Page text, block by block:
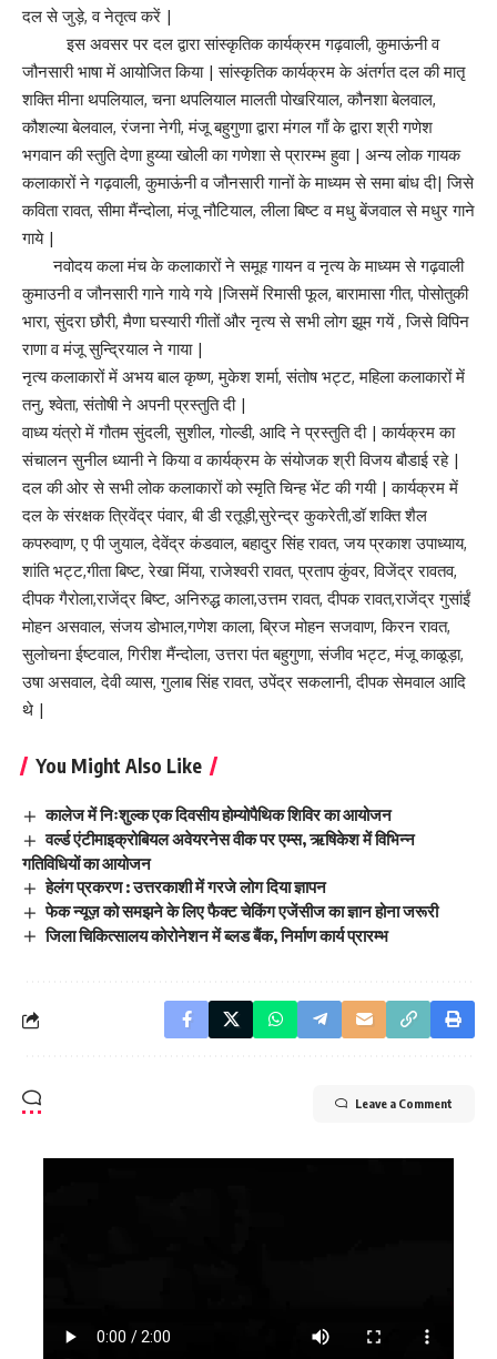
दल से जुड़े, व नेतृत्व करें |
इस अवसर पर दल द्वारा सांस्कृतिक कार्यक्रम गढ़वाली, कुमाऊंनी व
जौनसारी भाषा में आयोजित किया | सांस्कृतिक कार्यक्रम के अंतर्गत दल की मातृ
शक्ति मीना थपलियाल, चना थपलियाल मालती पोखरियाल, कौनशा बेलवाल,
कौशल्या बेलवाल, रंजना नेगी, मंजू बहुगुणा द्वारा मंगल गाँ के द्वारा श्री गणेश
भगवान की स्तुति देणा हुय्या खोली का गणेशा से प्रारम्भ हुवा | अन्य लोक गायक
कलाकारों ने गढ़वाली, कुमाऊंनी व जौनसारी गानों के माध्यम से समा बांध दी| जिसे
कविता रावत, सीमा मैंन्दोला, मंजू नौटियाल, लीला बिष्ट व मधु बेंजवाल से मधुर गाने
गाये |
नवोदय कला मंच के कलाकारों ने समूह गायन व नृत्य के माध्यम से गढ़वाली
कुमाउनी व जौनसारी गाने गाये गये |जिसमें रिमासी फूल, बारामासा गीत, पोसोतुकी
भारा, सुंदरा छौरी, मैणा घस्यारी गीतों और नृत्य से सभी लोग झूम गयें , जिसे विपिन
राणा व मंजू सुन्द्रियाल ने गाया |
नृत्य कलाकारों में अभय बाल कृष्ण, मुकेश शर्मा, संतोष भट्ट, महिला कलाकारों में
तनु, श्वेता, संतोषी ने अपनी प्रस्तुति दी |
वाध्य यंत्रो में गौतम सुंदली, सुशील, गोल्डी, आदि ने प्रस्तुति दी | कार्यक्रम का
संचालन सुनील ध्यानी ने किया व कार्यक्रम के संयोजक श्री विजय बौडाई रहे |
दल की ओर से सभी लोक कलाकारों को स्मृति चिन्ह भेंट की गयी | कार्यक्रम में
दल के संरक्षक त्रिवेंद्र पंवार, बी डी रतूड़ी,सुरेन्द्र कुकरेती,डॉ शक्ति शैल
कपरुवाण, ए पी जुयाल, देवेंद्र कंडवाल, बहादुर सिंह रावत, जय प्रकाश उपाध्याय,
शांति भट्ट,गीता बिष्ट, रेखा मिंया, राजेश्वरी रावत, प्रताप कुंवर, विजेंद्र रावतव,
दीपक गैरोला,राजेंद्र बिष्ट, अनिरुद्ध काला,उत्तम रावत, दीपक रावत,राजेंद्र गुसांईं
मोहन असवाल, संजय डोभाल,गणेश काला, ब्रिज मोहन सजवाण, किरन रावत,
सुलोचना ईष्टवाल, गिरीश मैंन्दोला, उत्तरा पंत बहुगुणा, संजीव भट्ट, मंजू काळूड़ा,
उषा असवाल, देवी व्यास, गुलाब सिंह रावत, उपेंद्र सकलानी, दीपक सेमवाल आदि
थे |
You Might Also Like
कालेज में निःशुल्क एक दिवसीय होम्योपैथिक शिविर का आयोजन
वर्ल्ड एंटीमाइक्रोबियल अवेयरनेस वीक पर एम्स, ऋषिकेश में विभिन्न
गतिविधियों का आयोजन
हेलंग प्रकरण : उत्तरकाशी में गरजे लोग दिया ज्ञापन
फेक न्यूज़ को समझने के लिए फैक्ट चेकिंग एजेंसीज का ज्ञान होना जरूरी
जिला चिकित्सालय कोरोनेशन में ब्लड बैंक, निर्माण कार्य प्रारम्भ
Leave a Comment